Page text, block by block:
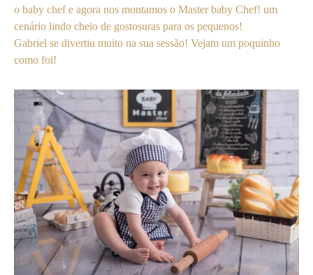
o baby chef e agora nos montamos o Master baby Chef! um
cenário lindo cheio de gostosuras para os pequenos!
Gabriel se divertiu muito na sua sessão! Vejam um poquinho
como foi!